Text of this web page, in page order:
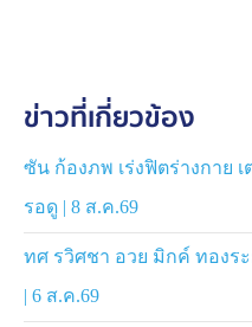
ข่าวที่เกี่ยวข้อง
ซัน ก้องภพ เร่งฟิตร่างกาย
รอดู | 8 ส.ค.69
ทศ รวิศชา อวย มิกค์ ทองร
| 6 ส.ค.69